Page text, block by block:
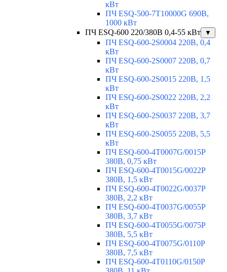
кВт
ПЧ ESQ-500-7T10000G 690В,
1000 кВт
ПЧ ESQ-600 220/380В 0,4-55 кВт
▼
ПЧ ESQ-600-2S0004 220В, 0,4
кВт
ПЧ ESQ-600-2S0007 220В, 0,7
кВт
ПЧ ESQ-600-2S0015 220В, 1,5
кВт
ПЧ ESQ-600-2S0022 220В, 2,2
кВт
ПЧ ESQ-600-2S0037 220В, 3,7
кВт
ПЧ ESQ-600-2S0055 220В, 5,5
кВт
ПЧ ESQ-600-4T0007G/0015P
380В, 0,75 кВт
ПЧ ESQ-600-4T0015G/0022P
380В, 1,5 кВт
ПЧ ESQ-600-4T0022G/0037P
380В, 2,2 кВт
ПЧ ESQ-600-4T0037G/0055P
380В, 3,7 кВт
ПЧ ESQ-600-4T0055G/0075P
380В, 5,5 кВт
ПЧ ESQ-600-4T0075G/0110P
380В, 7,5 кВт
ПЧ ESQ-600-4T0110G/0150P